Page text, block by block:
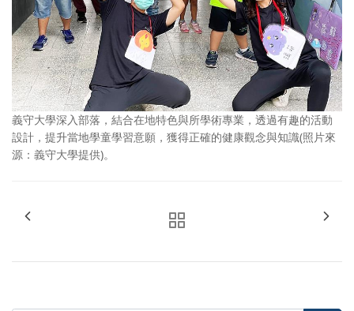
義守大學深入部落，結合在地特色與所學術專業，透過有趣的活動
設計，提升當地學童學習意願，獲得正確的健康觀念與知識(照片來
源：義守大學提供)。